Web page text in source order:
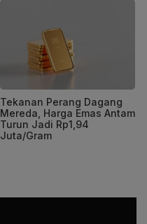
Tekanan Perang Dagang
Mereda, Harga Emas Antam
Turun Jadi Rp1,94
Juta/Gram